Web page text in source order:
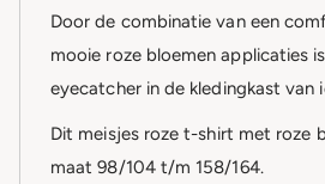
Door de combinatie van een
mooie roze bloemen applicaties
eyecatcher in de kledingkast van
Dit meisjes roze t-shirt met roze
maat 98/104 t/m 158/164.